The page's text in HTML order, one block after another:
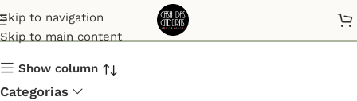
Skip to navigation
Skip to main content
Mesa de cabeceira
Show column
Categorias